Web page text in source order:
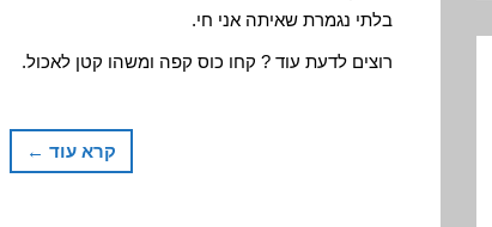
בלתי נגמרת שאיתה אני חי.
רוצים לדעת עוד ? קחו כוס קפה ומשהו קטן לאכול.
קרא עוד ←